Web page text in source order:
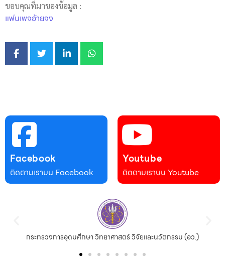
ขอบคุณที่มาของข้อมูล :
แฟนเพจอ้ายจง
Facebook
ติดตามเราบน Facebook
Youtube
ติดตามเราบน Youtube
กระทรวงการอุดมศึกษา วิทยาศาสตร์ วิจัยและนวัตกรรม (อว.)